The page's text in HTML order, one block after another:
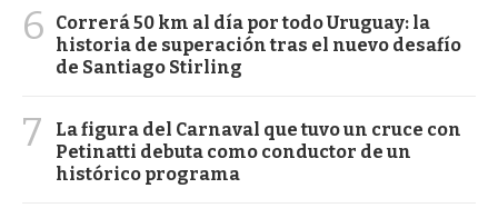
6
Correrá 50 km al día por todo Uruguay: la
historia de superación tras el nuevo desafío
de Santiago Stirling
7
La figura del Carnaval que tuvo un cruce con
Petinatti debuta como conductor de un
histórico programa